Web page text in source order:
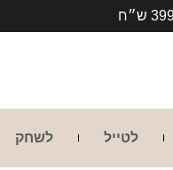
לטייל לשחק